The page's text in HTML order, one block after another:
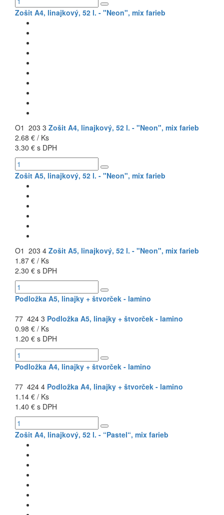
Zošit A4, linajkový, 52 l. - "Neon", mix farieb
O1 203 3 Zošit A4, linajkový, 52 l. - "Neon", mix farieb
2.68 € / Ks
3.30 € s DPH
Zošit A5, linajkový, 52 l. - "Neon", mix farieb
O1 203 4 Zošit A5, linajkový, 52 l. - "Neon", mix farieb
1.87 € / Ks
2.30 € s DPH
Podložka A5, linajky + štvorček - lamino
77 424 3 Podložka A5, linajky + štvorček - lamino
0.98 € / Ks
1.20 € s DPH
Podložka A4, linajky + štvorček - lamino
77 424 4 Podložka A4, linajky + štvorček - lamino
1.14 € / Ks
1.40 € s DPH
Zošit A4, linajkový, 52 l. - “Pastel“, mix farieb